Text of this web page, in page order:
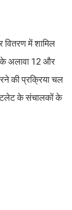
में शामिल
अलावा 12 और
की प्रक्रिया चल
के संचालकों के